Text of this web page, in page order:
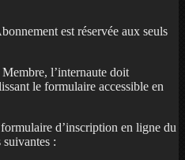
est réservée aux seuls
l’internaute doit
le formulaire accessible en
d’inscription en ligne du
suivantes :